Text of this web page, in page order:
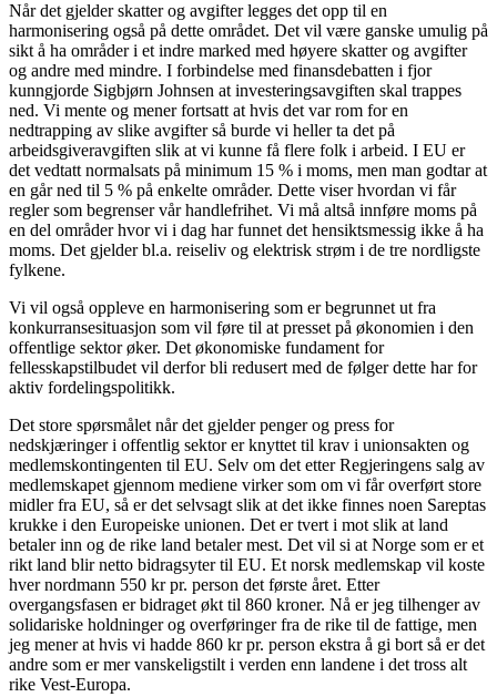
Når det gjelder skatter og avgifter legges det opp til en
harmonisering også på dette området. Det vil være ganske umulig på
sikt å ha områder i et indre marked med høyere skatter og avgifter
og andre med mindre. I forbindelse med finansdebatten i fjor
kunngjorde Sigbjørn Johnsen at investeringsavgiften skal trappes
ned. Vi mente og mener fortsatt at hvis det var rom for en
nedtrapping av slike avgifter så burde vi heller ta det på
arbeidsgiveravgiften slik at vi kunne få flere folk i arbeid. I EU er
det vedtatt normalsats på minimum 15 % i moms, men man godtar at
en går ned til 5 % på enkelte områder. Dette viser hvordan vi får
regler som begrenser vår handlefrihet. Vi må altså innføre moms på
en del områder hvor vi i dag har funnet det hensiktsmessig ikke å ha
moms. Det gjelder bl.a. reiseliv og elektrisk strøm i de tre nordligste
fylkene.
Vi vil også oppleve en harmonisering som er begrunnet ut fra
konkurransesituasjon som vil føre til at presset på økonomien i den
offentlige sektor øker. Det økonomiske fundament for
fellesskapstilbudet vil derfor bli redusert med de følger dette har for
aktiv fordelingspolitikk.
Det store spørsmålet når det gjelder penger og press for
nedskjæringer i offentlig sektor er knyttet til krav i unionsakten og
medlemskontingenten til EU. Selv om det etter Regjeringens salg av
medlemskapet gjennom mediene virker som om vi får overført store
midler fra EU, så er det selvsagt slik at det ikke finnes noen Sareptas
krukke i den Europeiske unionen. Det er tvert i mot slik at land
betaler inn og de rike land betaler mest. Det vil si at Norge som er et
rikt land blir netto bidragsyter til EU. Et norsk medlemskap vil koste
hver nordmann 550 kr pr. person det første året. Etter
overgangsfasen er bidraget økt til 860 kroner. Nå er jeg tilhenger av
solidariske holdninger og overføringer fra de rike til de fattige, men
jeg mener at hvis vi hadde 860 kr pr. person ekstra å gi bort så er det
andre som er mer vanskeligstilt i verden enn landene i det tross alt
rike Vest-Europa.